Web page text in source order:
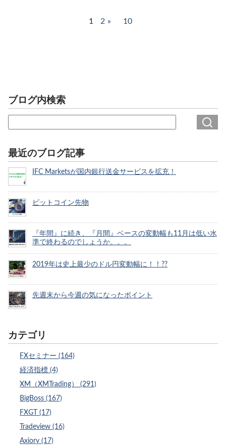
1 2 10
ブログ内検索
最近のブログ記事
IFC Marketsが国内銀行送金サービスを拡充！
ビットコイン先物
『年間』に続き、『月間』ベースの変動幅も11月は低い水
準で終わるのでしょうか。。。
2019年は史上最少のドル円変動幅に！！??
先週末から今週の気になったポイント
カテゴリ
FXセミナー (164)
経済指標 (4)
XM（XMTrading） (291)
BigBoss (167)
FXGT (17)
Tradeview (16)
Axiory (17)